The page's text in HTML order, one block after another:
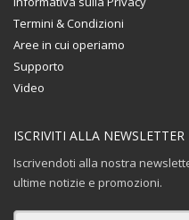
Termini & Condizioni
Aree in cui operiamo
Supporto
Video
ISCRIVITI ALLA NEWSLETTER
Iscrivendoti alla nostra
ultime notizie e promozioni.